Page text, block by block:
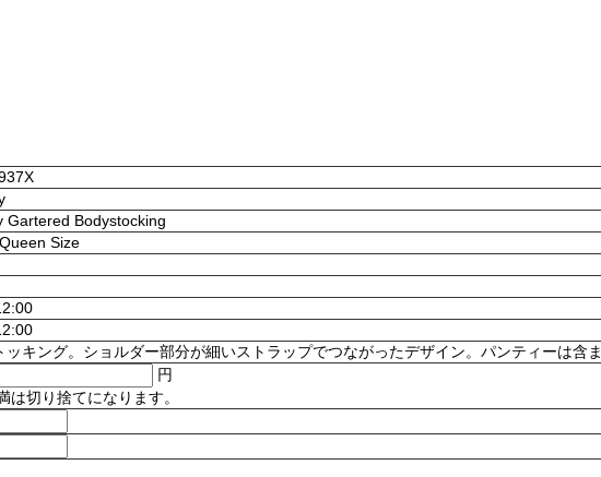
Gartered Bodystocking
Size
キング。ショルダー部分が細いストラップでつながったデザイン。パンティーは含
円
は切り捨てになります。